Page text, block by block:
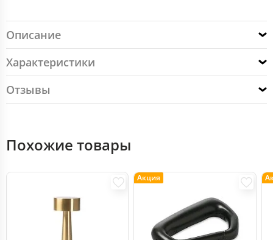
Описание
Характеристики
Отзывы
Похожие товары
Акция